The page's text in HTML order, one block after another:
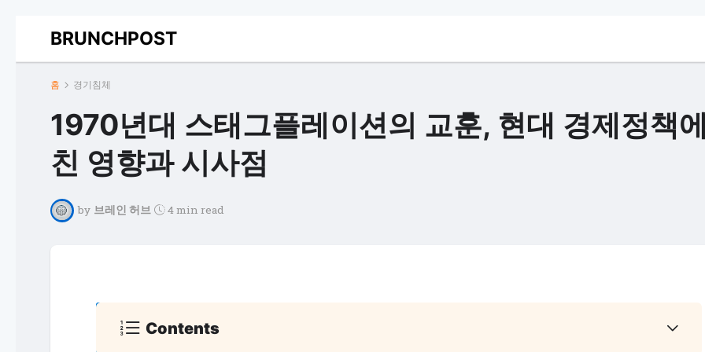
BRUNCHPOST
홈 경기침체
1970년대 스태그플레이션의 교훈, 현대 경제정책
친 영향과 시사점
by 브레인 허브 4 min read
Contents